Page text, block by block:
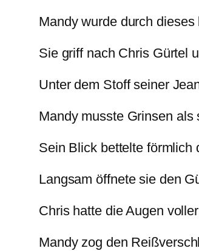
Mandy wurde durch
Sie griff nach Chris Gürtel
Unter dem Stoff seiner
Mandy musste Grinsen als
Sein Blick bettelte förmlich
Langsam öffnete sie den
Chris hatte die Augen
Mandy zog den